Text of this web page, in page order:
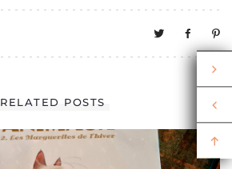
RELATED POSTS